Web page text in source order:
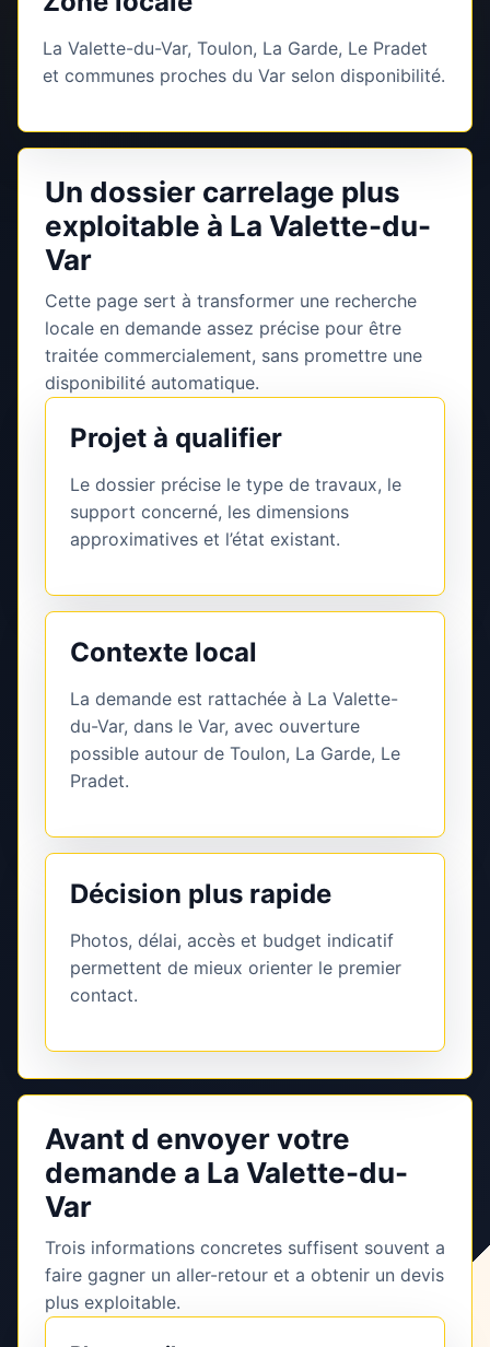
La Valette-du-Var, Toulon, La Garde, Le Pradet
et communes proches du Var selon disponibilité.
Un dossier carrelage plus
exploitable à La Valette-du-
Var
Cette page sert à transformer une recherche
locale en demande assez précise pour être
traitée commercialement, sans promettre une
disponibilité automatique.
Projet à qualifier
Le dossier précise le type de travaux, le
support concerné, les dimensions
approximatives et l’état existant.
Contexte local
La demande est rattachée à La Valette-
du-Var, dans le Var, avec ouverture
possible autour de Toulon, La Garde, Le
Pradet.
Décision plus rapide
Photos, délai, accès et budget indicatif
permettent de mieux orienter le premier
contact.
Avant d envoyer votre
demande a La Valette-du-
Var
Trois informations concretes suffisent souvent a
faire gagner un aller-retour et a obtenir un devis
plus exploitable.